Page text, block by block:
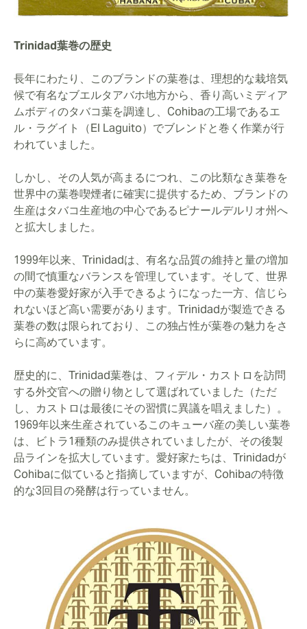
Trinidad葉巻の歴史
長年にわたり、このブランドの葉巻は、理想的な栽培気
候で有名なブエルタアバホ地方から、香り高いミディア
ムボディのタバコ葉を調達し、Cohibaの工場であるエ
ル・ラグイト（El Laguito）でブレンドと巻く作業が行
われていました。
しかし、その人気が高まるにつれ、この比類なき葉巻を
世界中の葉巻喫煙者に確実に提供するため、ブランドの
生産はタバコ生産地の中心であるピナールデルリオ州へ
と拡大しました。
1999年以来、Trinidadは、有名な品質の維持と量の増加
の間で慎重なバランスを管理しています。そして、世界
中の葉巻愛好家が入手できるようになった一方、信じら
れないほど高い需要があります。Trinidadが製造できる
葉巻の数は限られており、この独占性が葉巻の魅力をさ
らに高めています。
歴史的に、Trinidad葉巻は、フィデル・カストロを訪問
する外交官への贈り物として選ばれていました（ただ
し、カストロは最後にその習慣に異議を唱えました）。
1969年以来生産されているこのキューバ産の美しい葉巻
は、ビトラ1種類のみ提供されていましたが、その後製
品ラインを拡大しています。愛好家たちは、Trinidadが
Cohibaに似ていると指摘していますが、Cohibaの特徴
的な3回目の発酵は行っていません。